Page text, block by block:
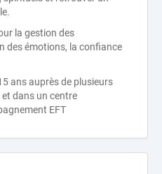
la gestion des
des émotions, la confiance
ans auprès de plusieurs
dans un centre
EFT